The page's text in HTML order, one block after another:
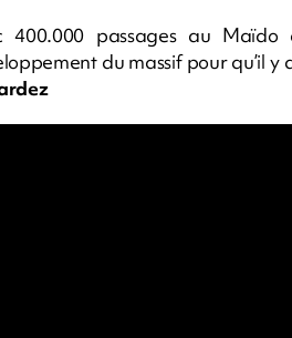
400.000 passages au
du massif pour qu’il